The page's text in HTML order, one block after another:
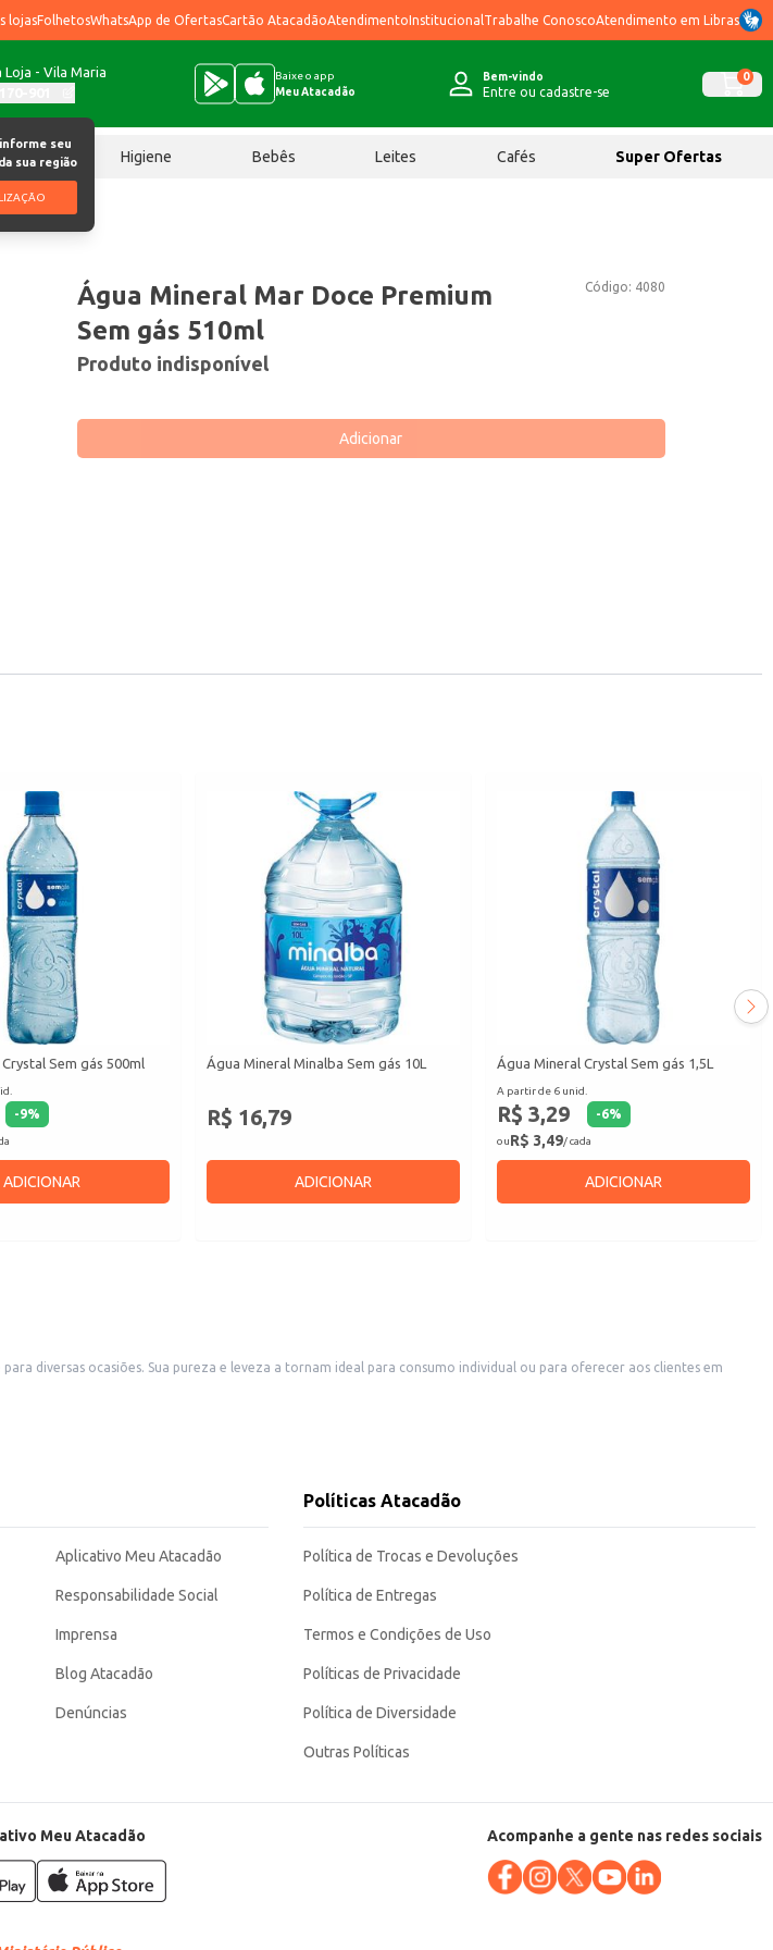
lojasFolhetosWhatsApp de OfertasCartão AtacadãoAtendimentoInstitucional Trabalhe ConoscoAtendimento em Libras
Loja - Vila Maria
seu
sua região
Baixe o app
Meu Atacadão
Bem-vindo
Entre ou cadastre-se
0
Higiene Bebês Leites Cafés Super Ofertas
Código: 4080
Água Mineral Mar Doce Premium
Sem gás 510ml
Produto indisponível
Adicionar
Sem gás 500ml
-9%
ADICIONAR
Água Mineral Minalba Sem gás 10L
R$ 16,79
ADICIONAR
Água Mineral Crystal Sem gás 1,5L
A partir de 6 unid.
R$ 3,29 -6%
ouR$ 3,49/ cada
ADICIONAR
ou para oferecer aos clientes em
de consumidores e estabelecimentos que buscam qualidade e praticidade. Sua embalagem de 510ml oferece um
Aplicativo Meu Atacadão
Responsabilidade Social
Imprensa
Blog Atacadão
Denúncias
Políticas Atacadão
Política de Trocas e Devoluções
Política de Entregas
Termos e Condições de Uso
Políticas de Privacidade
Política de Diversidade
Outras Políticas
Meu Atacadão Acompanhe a gente nas redes sociais